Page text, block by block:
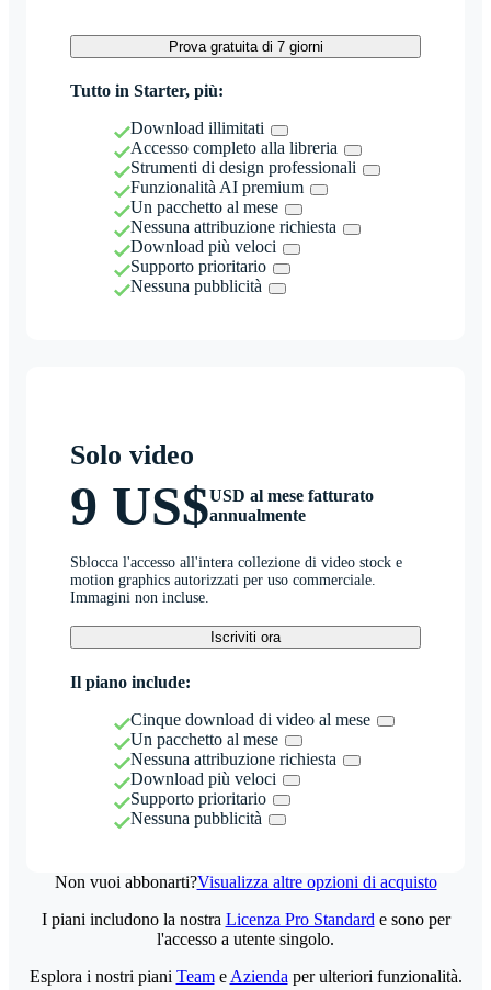
Prova gratuita di 7 giorni
Tutto in Starter, più:
Download illimitati
Accesso completo alla libreria
Strumenti di design professionali
Funzionalità AI premium
Un pacchetto al mese
Nessuna attribuzione richiesta
Download più veloci
Supporto prioritario
Nessuna pubblicità
Solo video
9 US$USD al mese fatturato
annualmente
Sblocca l'accesso all'intera collezione di video stock e
motion graphics autorizzati per uso commerciale.
Immagini non incluse.
Iscriviti ora
Il piano include:
Cinque download di video al mese
Un pacchetto al mese
Nessuna attribuzione richiesta
Download più veloci
Supporto prioritario
Nessuna pubblicità
Non vuoi abbonarti?Visualizza altre opzioni di acquisto
I piani includono la nostra Licenza Pro Standard e sono per
l'accesso a utente singolo.
Esplora i nostri piani Teame Azienda per ulteriori funzionalità.